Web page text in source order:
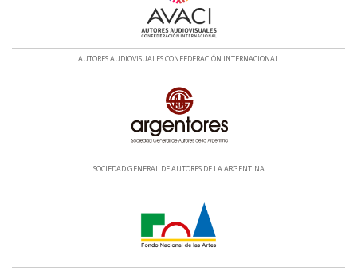
AUTORES AUDIOVISUALES CONFEDERACIÓN INTERNACIONAL
SOCIEDAD GENERAL DE AUTORES DE LA ARGENTINA